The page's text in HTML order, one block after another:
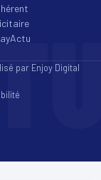
par Enjoy Digital